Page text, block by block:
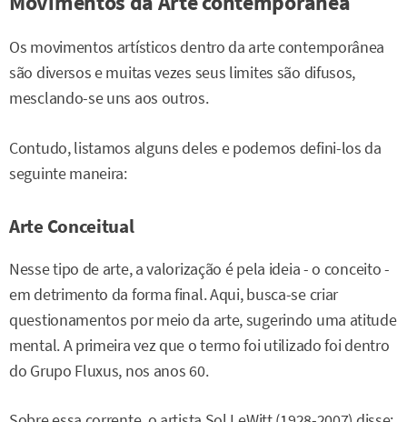
Os movimentos artísticos dentro da arte contemporânea
são diversos e muitas vezes seus limites são difusos,
mesclando-se uns aos outros.
Contudo, listamos alguns deles e podemos defini-los da
seguinte maneira:
Arte Conceitual
Nesse tipo de arte, a valorização é pela ideia - o conceito -
em detrimento da forma final. Aqui, busca-se criar
questionamentos por meio da arte, sugerindo uma atitude
mental. A primeira vez que o termo foi utilizado foi dentro
do Grupo Fluxus, nos anos 60.